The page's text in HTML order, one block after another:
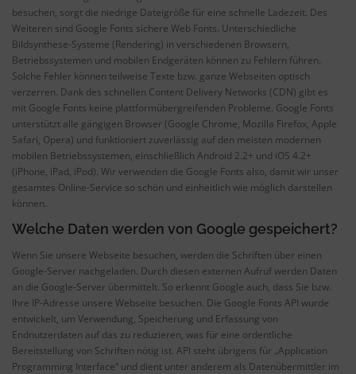
besuchen, sorgt die niedrige Dateigröße für eine schnelle Ladezeit. Des
Weiteren sind Google Fonts sichere Web Fonts. Unterschiedliche
Bildsynthese-Systeme (Rendering) in verschiedenen Browsern,
Betriebssystemen und mobilen Endgeräten können zu Fehlern führen.
Solche Fehler können teilweise Texte bzw. ganze Webseiten optisch
verzerren. Dank des schnellen Content Delivery Networks (CDN) gibt es
mit Google Fonts keine plattformübergreifenden Probleme. Google Fonts
unterstützt alle gängigen Browser (Google Chrome, Mozilla Firefox, Apple
Safari, Opera) und funktioniert zuverlässig auf den meisten modernen
mobilen Betriebssystemen, einschließlich Android 2.2+ und iOS 4.2+
(iPhone, iPad, iPod). Wir verwenden die Google Fonts also, damit wir unser
gesamtes Online-Service so schön und einheitlich wie möglich darstellen
können.
Welche Daten werden von Google gespeichert?
Wenn Sie unsere Webseite besuchen, werden die Schriften über einen
Google-Server nachgeladen. Durch diesen externen Aufruf werden Daten
an die Google-Server übermittelt. So erkennt Google auch, dass Sie bzw.
Ihre IP-Adresse unsere Webseite besuchen. Die Google Fonts API wurde
entwickelt, um Verwendung, Speicherung und Erfassung von
Endnutzerdaten auf das zu reduzieren, was für eine ordentliche
Bereitstellung von Schriften nötig ist. API steht übrigens für „Application
Programming Interface“ und dient unter anderem als Datenübermittler im